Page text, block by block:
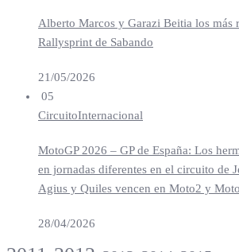
Alberto Marcos y Garazi Beitia los más
Rallysprint de Sabando
21/05/2026
05
CircuitoInternacional
MotoGP 2026 – GP de España: Los
en jornadas diferentes en el circuito de
Agius y Quiles vencen en Moto2 y
28/04/2026